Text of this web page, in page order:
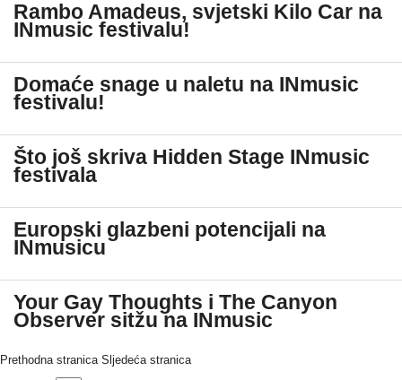
Rambo Amadeus, svjetski Kilo Car na
INmusic festivalu!
Domaće snage u naletu na INmusic
festivalu!
Što još skriva Hidden Stage INmusic
festivala
Europski glazbeni potencijali na
INmusicu
Your Gay Thoughts i The Canyon
Observer sitžu na INmusic
Prethodna stranica Sljedeća stranica